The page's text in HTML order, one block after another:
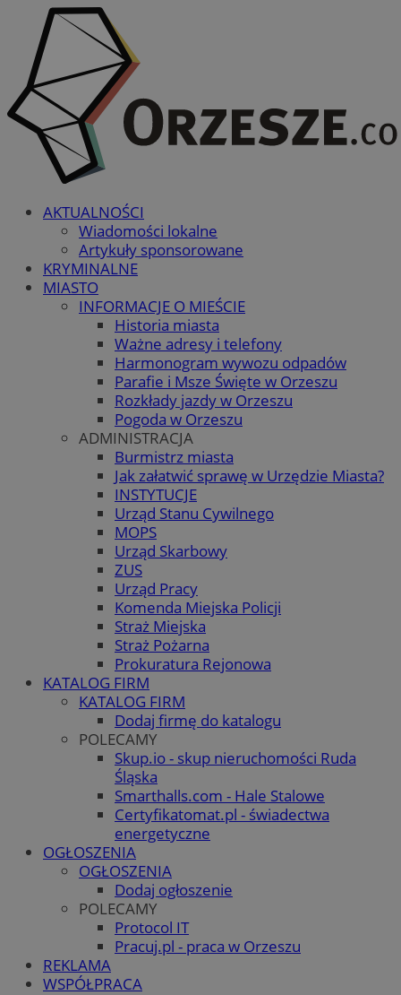
AKTUALNOŚCI
Wiadomości lokalne
Artykuły sponsorowane
KRYMINALNE
MIASTO
INFORMACJE O MIEŚCIE
Historia miasta
Ważne adresy i telefony
Harmonogram wywozu odpadów
Parafie i Msze Święte w Orzeszu
Rozkłady jazdy w Orzeszu
Pogoda w Orzeszu
ADMINISTRACJA
Burmistrz miasta
Jak załatwić sprawę w Urzędzie Miasta?
INSTYTUCJE
Urząd Stanu Cywilnego
MOPS
Urząd Skarbowy
ZUS
Urząd Pracy
Komenda Miejska Policji
Straż Miejska
Straż Pożarna
Prokuratura Rejonowa
KATALOG FIRM
KATALOG FIRM
Dodaj firmę do katalogu
POLECAMY
Skup.io - skup nieruchomości Ruda
Śląska
Smarthalls.com - Hale Stalowe
Certyfikatomat.pl - świadectwa
energetyczne
OGŁOSZENIA
OGŁOSZENIA
Dodaj ogłoszenie
POLECAMY
Protocol IT
Pracuj.pl - praca w Orzeszu
REKLAMA
WSPÓŁPRACA